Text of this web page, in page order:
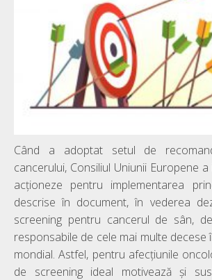
Când a adoptat setul de
cancerului, Consiliul Uniunii Europene
acţioneze pentru implementarea
descrise în document, în vederea
screening pentru cancerul de sân,
responsabile de cele mai multe decese
mondial. Astfel, pentru afecțiunile
de screening ideal motivează și